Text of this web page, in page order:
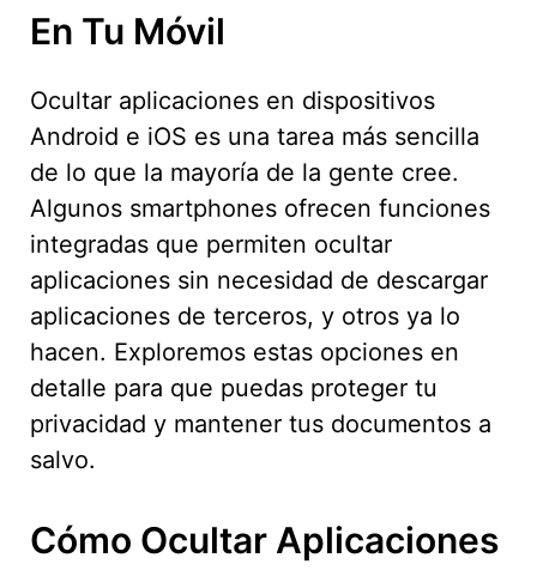
En Tu Móvil
Ocultar aplicaciones en dispositivos
Android e iOS es una tarea más sencilla
de lo que la mayoría de la gente cree.
Algunos smartphones ofrecen funciones
integradas que permiten ocultar
aplicaciones sin necesidad de descargar
aplicaciones de terceros, y otros ya lo
hacen. Exploremos estas opciones en
detalle para que puedas proteger tu
privacidad y mantener tus documentos a
salvo.
Cómo Ocultar Aplicaciones